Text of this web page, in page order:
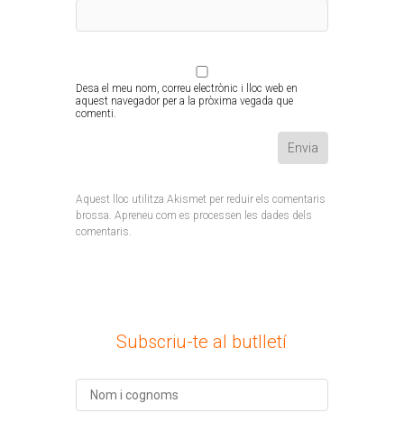
Desa el meu nom, correu electrònic i lloc web en
aquest navegador per a la pròxima vegada que
comenti.
Aquest lloc utilitza Akismet per reduir els comentaris
brossa. Apreneu com es processen les dades dels
comentaris.
Subscriu-te al butlletí